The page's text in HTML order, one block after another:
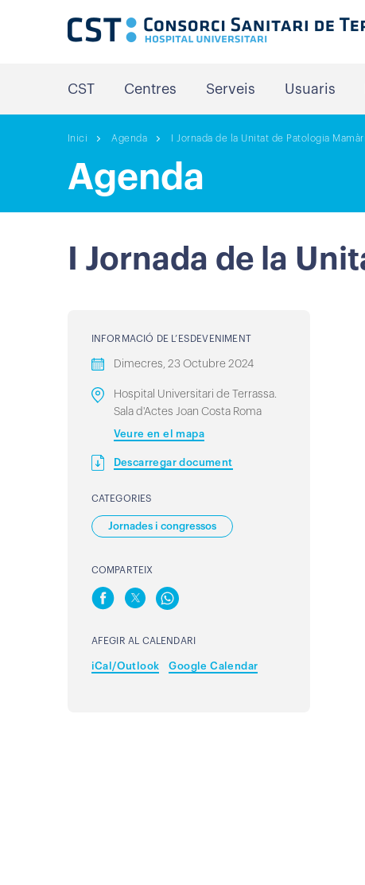
CST Centres Serveis Usuaris
Inici Agenda I Jornada de la Unitat de Patologia
Agenda
I Jornada de la
INFORMACIÓ DE L’ESDEVENIMENT
Dimecres, 23 Octubre 2024
Hospital Universitari de Terrassa.
Sala d'Actes Joan Costa Roma
Veure en el mapa
Descarregar document
CATEGORIES
Jornades i congressos
COMPARTEIX
AFEGIR AL CALENDARI
iCal/Outlook Google Calendar